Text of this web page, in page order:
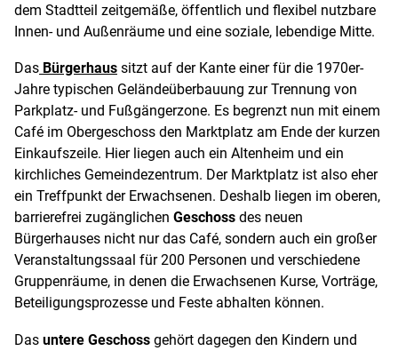
dem Stadtteil zeitgemäße, öffentlich und flexibel nutzbare
Innen- und Außenräume und eine soziale, lebendige Mitte.
Das Bürgerhaus sitzt auf der Kante einer für die 1970er-
Jahre typischen Geländeüberbauung zur Trennung von
Parkplatz- und Fußgängerzone. Es begrenzt nun mit einem
Café im Obergeschoss den Marktplatz am Ende der kurzen
Einkaufszeile. Hier liegen auch ein Altenheim und ein
kirchliches Gemeindezentrum. Der Marktplatz ist also eher
ein Treffpunkt der Erwachsenen. Deshalb liegen im oberen,
barrierefrei zugänglichen Geschoss des neuen
Bürgerhauses nicht nur das Café, sondern auch ein großer
Veranstaltungssaal für 200 Personen und verschiedene
Gruppenräume, in denen die Erwachsenen Kurse, Vorträge,
Beteiligungsprozesse und Feste abhalten können.
Das untere Geschoss gehört dagegen den Kindern und